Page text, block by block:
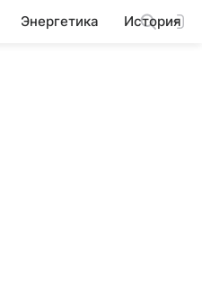
Энергетика История